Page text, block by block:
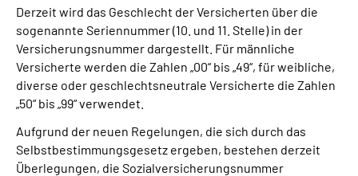
Derzeit wird das Geschlecht der Versicherten über die
sogenannte Seriennummer (10. und 11. Stelle) in der
Versicherungsnummer dargestellt. Für männliche
Versicherte werden die Zahlen „00“ bis „49“, für weibliche,
diverse oder geschlechtsneutrale Versicherte die Zahlen
„50“ bis „99“ verwendet.
Aufgrund der neuen Regelungen, die sich durch das
Selbstbestimmungsgesetz ergeben, bestehen derzeit
Überlegungen, die Sozialversicherungsnummer